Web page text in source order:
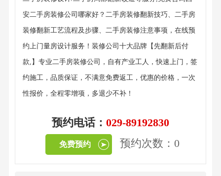
安二手房装修公司哪家好？二手房装修翻新技巧、二手房
装修翻新工艺流程及步骤、二手房装修注意事项，在线预
约上门量房设计服务！装修公司十大品牌【先翻新后付
款,】专业二手房装修公司，自有产业工人，快速上门，签
约施工，品质保证，不满意免费返工，优惠的价格，一次
性报价，全程零增项，多退少不补！
预约电话： 029-89192830
免费预约 预约次数：0